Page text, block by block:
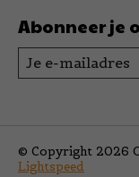
Abonneer je
© Copyright 2026
Lightspeed